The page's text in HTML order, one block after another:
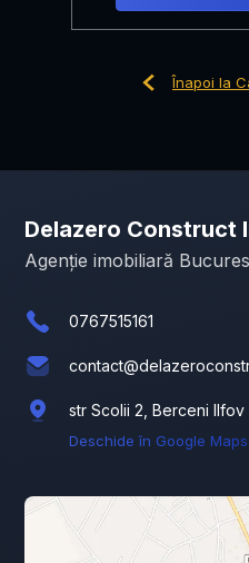
Înapoi la
Delazero Construct
Agenție imobiliară
0767515161
str Scolii 2, Berceni Ilfov
Deschide în Google Maps